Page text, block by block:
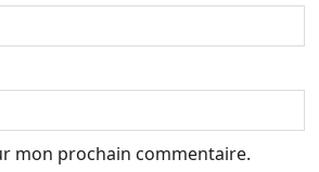
mon prochain commentaire.